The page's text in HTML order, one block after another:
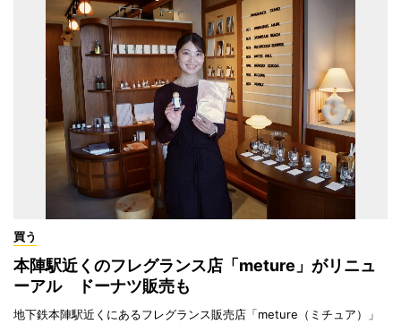
買う
本陣駅近くのフレグランス店「meture」がリニュ
ーアル ドーナツ販売も
地下鉄本陣駅近くにあるフレグランス販売店「meture（ミチュア）」